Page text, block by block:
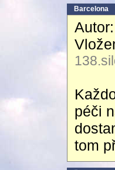
Barcelona
Autor:
péči
tom